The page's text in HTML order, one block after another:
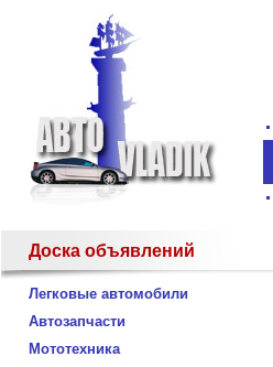
Доска объявлений
Легковые автомобили
Автозапчасти
Мототехника